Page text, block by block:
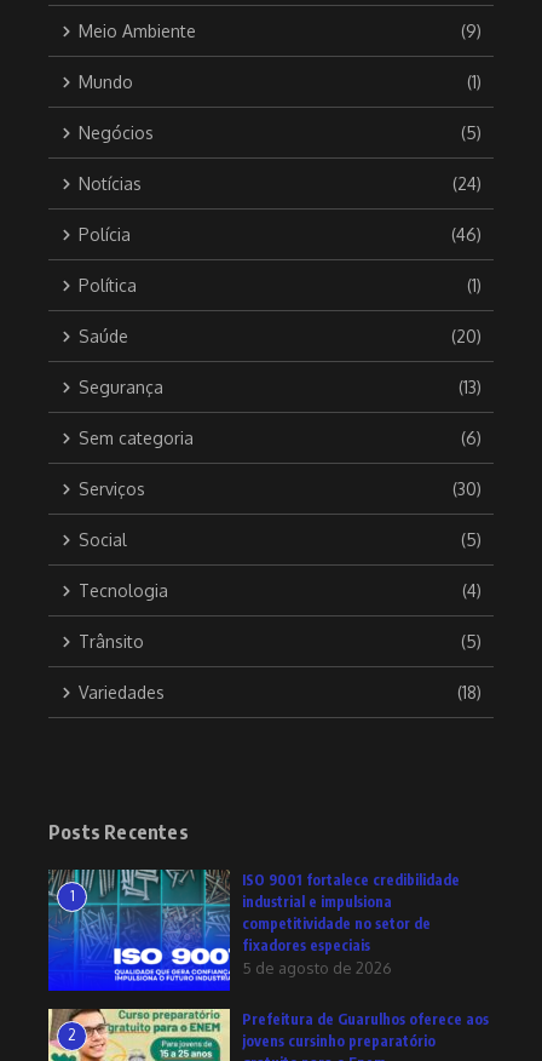
Meio Ambiente (9)
Mundo (1)
Negócios (5)
Notícias (24)
Polícia (46)
Política (1)
Saúde (20)
Segurança (13)
Sem categoria (6)
Serviços (30)
Social (5)
Tecnologia (4)
Trânsito (5)
Variedades (18)
Posts Recentes
1
ISO 9001 fortalece credibilidade
industrial e impulsiona
competitividade no setor de
fixadores especiais
5 de agosto de 2026
2
Prefeitura de Guarulhos oferece aos
jovens cursinho preparatório